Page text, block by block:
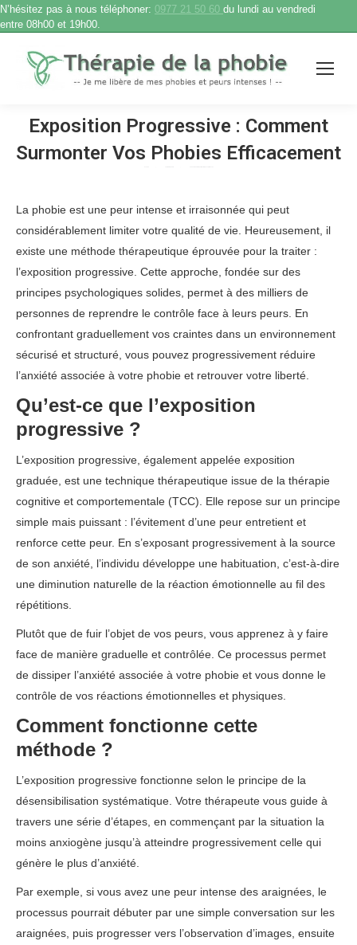
N’hésitez pas à nous téléphoner: 0977 21 50 60 du lundi au vendredi
entre 08h00 et 19h00.
Exposition Progressive : Comment
Surmonter Vos Phobies Efficacement
La phobie est une peur intense et irraisonnée qui peut
considérablement limiter votre qualité de vie. Heureusement, il
existe une méthode thérapeutique éprouvée pour la traiter :
l’exposition progressive. Cette approche, fondée sur des
principes psychologiques solides, permet à des milliers de
personnes de reprendre le contrôle face à leurs peurs. En
confrontant graduellement vos craintes dans un environnement
sécurisé et structuré, vous pouvez progressivement réduire
l’anxiété associée à votre phobie et retrouver votre liberté.
Qu’est-ce que l’exposition
progressive ?
L’exposition progressive, également appelée exposition
graduée, est une technique thérapeutique issue de la thérapie
cognitive et comportementale (TCC). Elle repose sur un principe
simple mais puissant : l’évitement d’une peur entretient et
renforce cette peur. En s’exposant progressivement à la source
de son anxiété, l’individu développe une habituation, c’est-à-dire
une diminution naturelle de la réaction émotionnelle au fil des
répétitions.
Plutôt que de fuir l’objet de vos peurs, vous apprenez à y faire
face de manière graduelle et contrôlée. Ce processus permet
de dissiper l’anxiété associée à votre phobie et vous donne le
contrôle de vos réactions émotionnelles et physiques.
Comment fonctionne cette
méthode ?
L’exposition progressive fonctionne selon le principe de la
désensibilisation systématique. Votre thérapeute vous guide à
travers une série d’étapes, en commençant par la situation la
moins anxiogène jusqu’à atteindre progressivement celle qui
génère le plus d’anxiété.
Par exemple, si vous avez une peur intense des araignées, le
processus pourrait débuter par une simple conversation sur les
araignées, puis progresser vers l’observation d’images, ensuite